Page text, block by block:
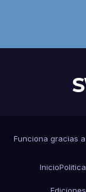
Funciona gracias
Inicio